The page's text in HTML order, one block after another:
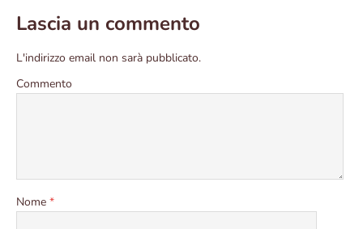
Lascia un commento
L'indirizzo email non sarà pubblicato.
Commento
Nome *